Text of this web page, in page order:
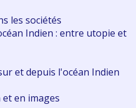
les sociétés
Indien : entre utopie et
et depuis l'océan Indien
en images